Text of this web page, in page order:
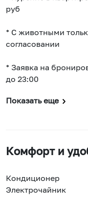
руб
* С животными
согласовании
* Заявка на
до 23:00
Показать еще
Комфорт и
Кондиционер
Электрочайник